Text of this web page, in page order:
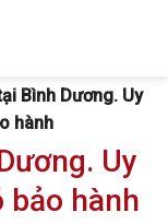
Bình Dương. Uy
hành
Uy
bảo hành